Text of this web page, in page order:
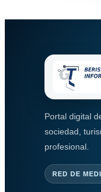
Portal digital
sociedad,
profesional.
RED DE